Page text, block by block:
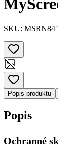
SKU:
Popis produktu
Popis
Ochranné